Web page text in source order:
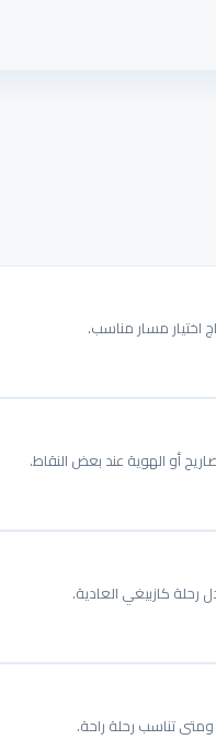
اختيار مسار مناسب.
أو الهوية عند بعض النقاط.
رحلة كازبيغي العادية.
ومتى تناسب رحلة راحة.